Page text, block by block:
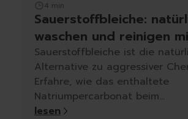
Autopflege
4 min
Sauerstoffbleiche:
waschen und reinigen
Natriumpercarbonat
Sauerstoffbleiche ist die
Alternative zu aggressiver
Erfahre, wie das enthaltete
Natriumpercarbonat beim
Wäschewaschen,
lesen